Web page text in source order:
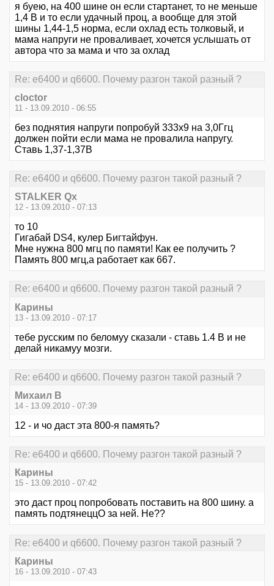
я буею, на 400 шине он если стартанет, то не меньше
1,4 В и то если удачный проц, а вообще для этой
шины 1,44-1,5 норма, если охлад есть толковый, и
мама напруги не проваливает, хочется услышать от
автора что за мама и что за охлад
Re: е6400 и q6600. Почему разгон такой разный ?
cloctor
11 - 13.09.2010 - 06:55
без поднятия напруги попробуй 333х9 на 3,0Ггц
должен пойти если мама не провалила напругу.
Ставь 1,37-1,37В
Re: е6400 и q6600. Почему разгон такой разный ?
STALKER Qx
12 - 13.09.2010 - 07:13
то 10
Гигабай DS4, кулер Бигтайфун.
Мне нужна 800 мгц по памяти! Как ее получить ?
Память 800 мгц,а работает как 667.
Re: е6400 и q6600. Почему разгон такой разный ?
Карины
13 - 13.09.2010 - 07:17
тебе русским по беломуу сказали - ставь 1.4 В и не
делай никамуу мозги.
Re: е6400 и q6600. Почему разгон такой разный ?
Михаил В
14 - 13.09.2010 - 07:39
12 - и чо даст эта 800-я память?
Re: е6400 и q6600. Почему разгон такой разный ?
Карины
15 - 13.09.2010 - 07:42
это даст проц попробовать поставить на 800 шину. а
память подтянеццО за ней. Не??
Re: е6400 и q6600. Почему разгон такой разный ?
Карины
16 - 13.09.2010 - 07:43